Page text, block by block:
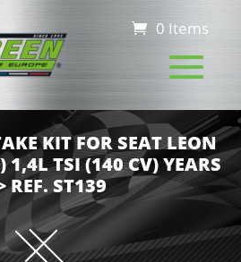
0 Items
KIT FOR SEAT LEON
TSI (140 CV) YEARS
REF. ST139